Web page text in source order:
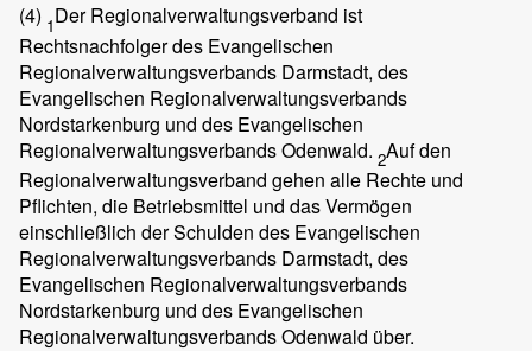
(4) 1Der Regionalverwaltungsverband ist
Rechtsnachfolger des Evangelischen
Regionalverwaltungsverbands Darmstadt, des
Evangelischen Regionalverwaltungsverbands
Nordstarkenburg und des Evangelischen
Regionalverwaltungsverbands Odenwald. 2Auf den
Regionalverwaltungsverband gehen alle Rechte und
Pflichten, die Betriebsmittel und das Vermögen
einschließlich der Schulden des Evangelischen
Regionalverwaltungsverbands Darmstadt, des
Evangelischen Regionalverwaltungsverbands
Nordstarkenburg und des Evangelischen
Regionalverwaltungsverbands Odenwald über.